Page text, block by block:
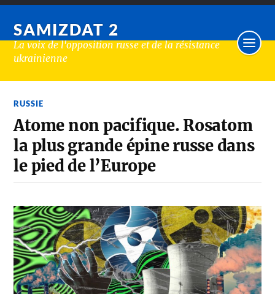
SAMIZDAT 2
La voix de l'opposition russe et de la résistance
ukrainienne
RUSSIE
Atome non pacifique. Rosatom
la plus grande épine russe dans
le pied de l’Europe